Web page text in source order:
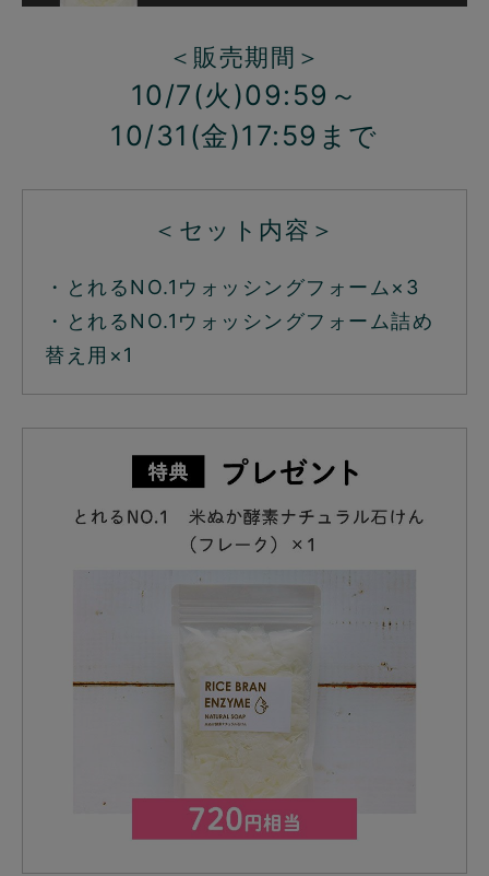
＜販売期間＞
10/7(火)09:59～
10/31(金)17:59まで
＜セット内容＞
・とれるNO.1ウォッシングフォーム×3
・とれるNO.1ウォッシングフォーム詰め
替え用×1